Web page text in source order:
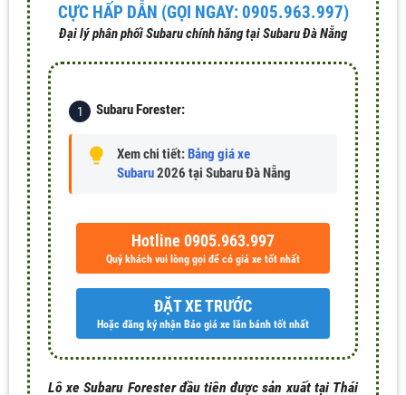
CỰC HẤP DẪN (GỌI NGAY: 0905.963.997)
Đại lý phân phối Subaru chính hãng tại Subaru Đà Nẵng
Subaru Forester:
Xem chi tiết:Bảng giá xe
Subaru2026 tại Subaru Đà Nẵng
Hotline 0905.963.997
Quý khách vui lòng gọi để có giá xe tốt nhất
ĐẶT XE TRƯỚC
Hoặc đăng ký nhận Báo giá xe lăn bánh tốt nhất
Lô xe Subaru Forester đầu tiên được sản xuất tại Thái